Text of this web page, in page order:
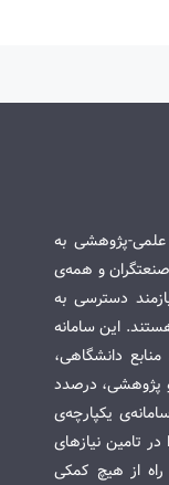
علمی-پژوهشی به
صنعتگران و همه‌ی
دسترسی به
این سامانه
دانشگاهی،
و پژوهشی، درصدد
یکپارچه‌ی
تامین نیازهای
از هیچ کمکی